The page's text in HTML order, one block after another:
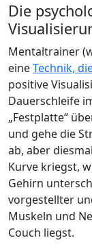
Die
Mentaltrainer
eineTechnik,
positive
Dauerschleife
„Festplatte“
und gehe die
ab, aber
Kurve kriegst,
Gehirn
vorgestellter
Muskeln und
Couch liegst.